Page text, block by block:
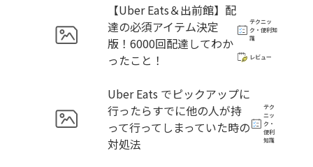
【Uber Eats＆出前館】配
達の必須アイテム決定
版！6000回配達してわか
ったこと！
テクニッ
ク・便利知
識
レビュー
Uber Eats でピックアップに
行ったらすでに他の人が持
って行ってしまっていた時の
対処法
テク
ニッ
ク・
便利
知識